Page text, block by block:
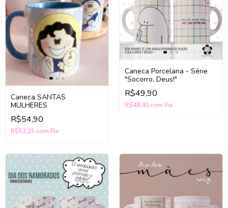
Caneca SANTAS
MULHERES
R$54,90
R$53,25 com Pix
Caneca Porcelana - Série
"Socorro, Deus!"
R$49,90
R$48,40 com Pix